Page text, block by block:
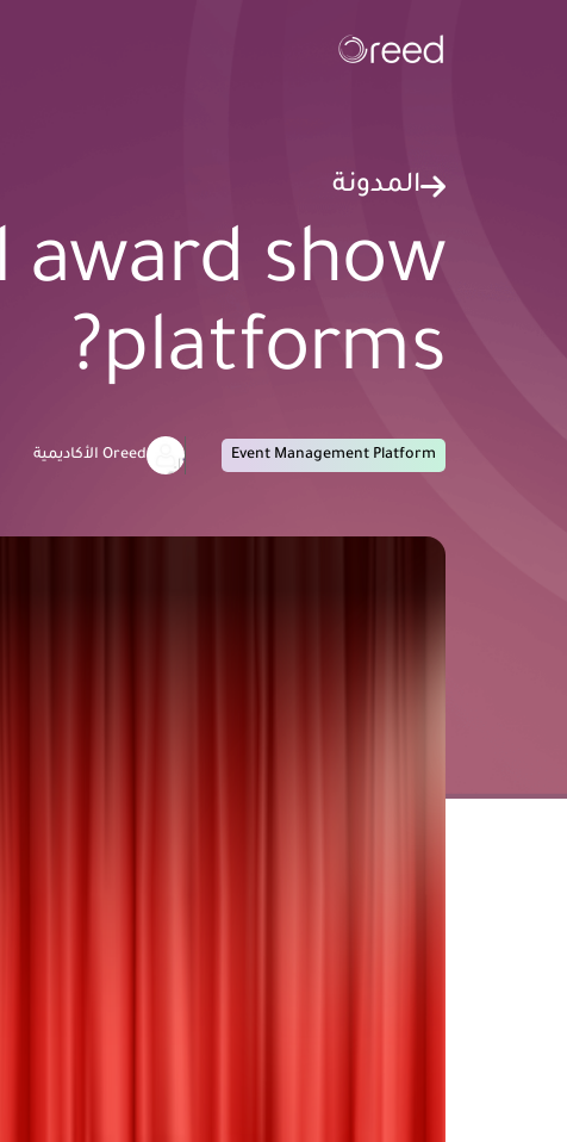
المدونة
show
platforms?
Event Management Platform Oreed الأكاديمية